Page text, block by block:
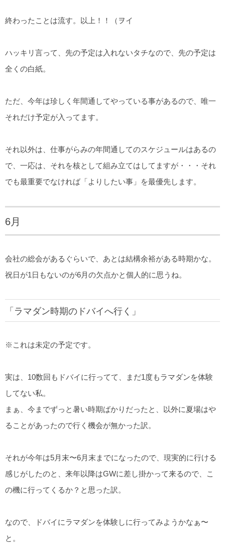
終わったことは流す。以上！！（ヲイ
ハッキリ言って、先の予定は入れないタチなので、先の予定は
全くの白紙。
ただ、今年は珍しく年間通してやっている事があるので、唯一
それだけ予定が入ってます。
それ以外は、仕事がらみの年間通してのスケジュールはあるの
で、一応は、それを核として組み立てはしてますが・・・それ
でも最重要でなければ「よりしたい事」を最優先します。
6月
会社の総会があるぐらいで、あとは結構余裕がある時期かな。
祝日が1日もないのが6月の欠点かと個人的に思うね。
「ラマダン時期のドバイへ行く」
※これは未定の予定です。
実は、10数回もドバイに行ってて、まだ1度もラマダンを体験
してない私。
まぁ、今までずっと暑い時期ばかりだったと、以外に夏場はや
ることがあったので行く機会が無かった訳。
それが今年は5月末〜6月末までになったので、現実的に行ける
感じがしたのと、来年以降はGWに差し掛かって来るので、こ
の機に行ってくるか？と思った訳。
なので、ドバイにラマダンを体験しに行ってみようかなぁ〜
と。